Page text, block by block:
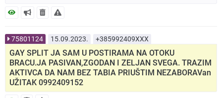
75801124 15.09.2023. +385992409XXX
GAY SPLIT JA SAM U POSTIRAMA NA OTOKU
BRACU.JA PASIVAN,ZGODAN I ZELJAN SVEGA. TRAZIM
AKTIVCA DA NAM BEZ TABIA PRIUŠTIM NEZABORAVan
UŽITAK 0992409152